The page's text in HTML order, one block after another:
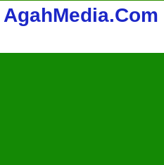
AgahMedia.Com